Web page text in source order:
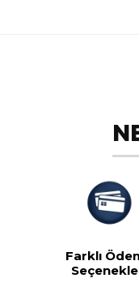
Farklı